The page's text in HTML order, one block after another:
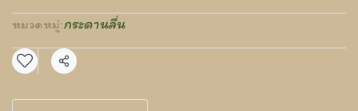
หมวดหมู่:กระดานลื่น
แชร์